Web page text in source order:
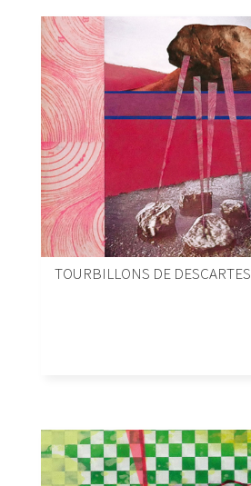
TOURBILLONS DE DESCARTES